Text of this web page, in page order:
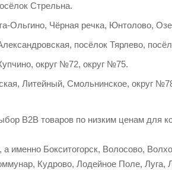
Стрельна.
Ольгино, Чёрная речка, Юнтолово,
посёлок Тярлево,
округ №72, округ №75.
Литейный, Смольнинское, округ
B2B товаров по низким ценам для
именно Бокситогорск, Волосово,
Кудрово, Лодейное Поле,